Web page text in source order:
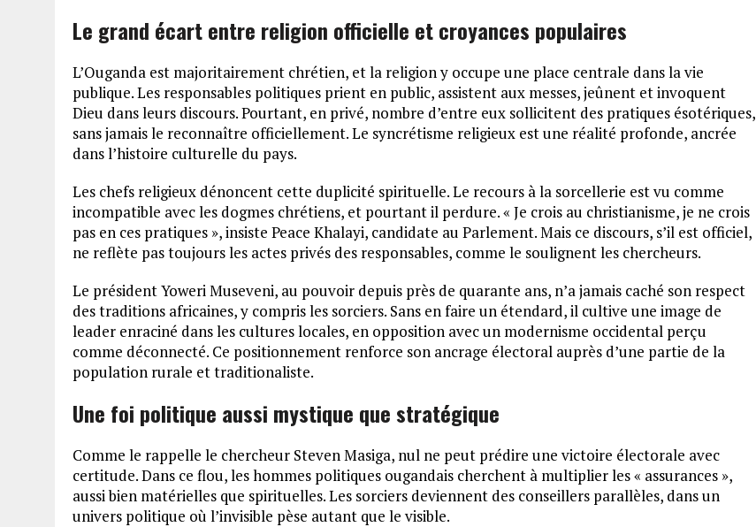
Le grand écart entre religion officielle et croyances populaires
L’Ouganda est majoritairement chrétien, et la religion y occupe une place centrale dans la vie
publique. Les responsables politiques prient en public, assistent aux messes, jeûnent et invoquent
Dieu dans leurs discours. Pourtant, en privé, nombre d’entre eux sollicitent des pratiques ésotériques,
sans jamais le reconnaître officiellement. Le syncrétisme religieux est une réalité profonde, ancrée
dans l’histoire culturelle du pays.
Les chefs religieux dénoncent cette duplicité spirituelle. Le recours à la sorcellerie est vu comme
incompatible avec les dogmes chrétiens, et pourtant il perdure. « Je crois au christianisme, je ne crois
pas en ces pratiques », insiste Peace Khalayi, candidate au Parlement. Mais ce discours, s’il est officiel,
ne reflète pas toujours les actes privés des responsables, comme le soulignent les chercheurs.
Le président Yoweri Museveni, au pouvoir depuis près de quarante ans, n’a jamais caché son respect
des traditions africaines, y compris les sorciers. Sans en faire un étendard, il cultive une image de
leader enraciné dans les cultures locales, en opposition avec un modernisme occidental perçu
comme déconnecté. Ce positionnement renforce son ancrage électoral auprès d’une partie de la
population rurale et traditionaliste.
Une foi politique aussi mystique que stratégique
Comme le rappelle le chercheur Steven Masiga, nul ne peut prédire une victoire électorale avec
certitude. Dans ce flou, les hommes politiques ougandais cherchent à multiplier les « assurances »,
aussi bien matérielles que spirituelles. Les sorciers deviennent des conseillers parallèles, dans un
univers politique où l’invisible pèse autant que le visible.